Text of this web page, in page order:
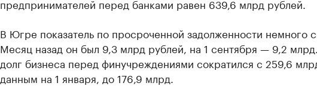
предпринимателей перед банками равен 639,6 млрд рублей.
В Югре показатель по просроченной задолженности немного
Месяц назад он был 9,3 млрд рублей, на 1 сентября — 9,2
долг бизнеса перед финучреждениями сократился с 259,6
данным на 1 января, до 176,9 млрд.